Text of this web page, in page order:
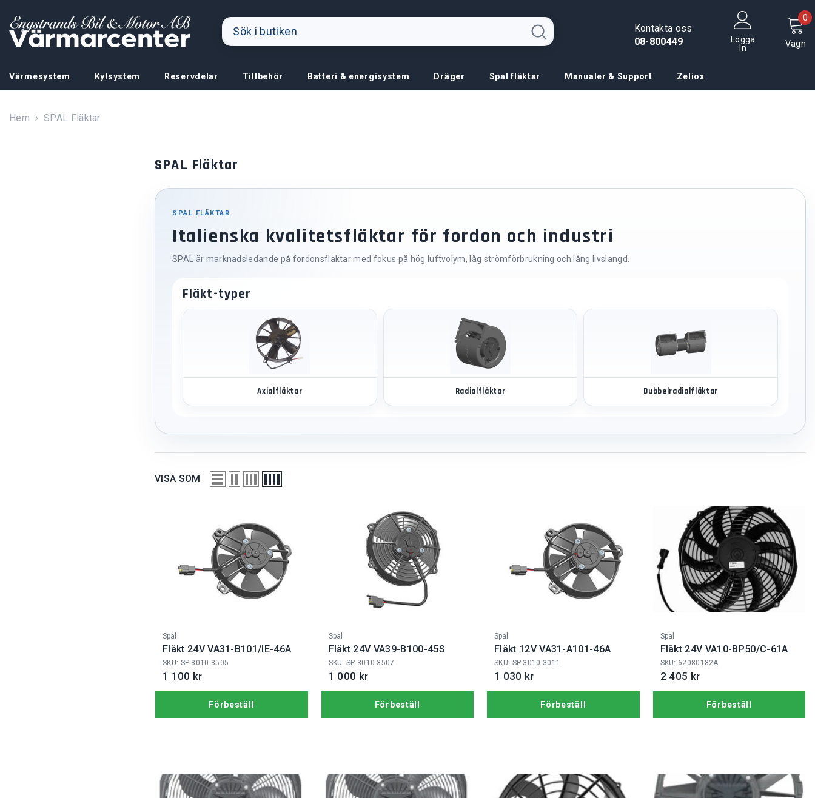
Kontakta oss
08-800449
Logga
In
Vagn
00
Värmesystem Kylsystem Reservdelar Tillbehör Batteri & energisystem Dräger Spal fläktar Manualer & Support Zeliox
Hem SPAL Fläktar
SPAL Fläktar
SPAL FLÄKTAR
Italienska kvalitetsfläktar för fordon och industri
SPAL är marknadsledande på fordonsfläktar med fokus på hög luftvolym, låg strömförbrukning och lång livslängd.
Fläkt-typer
Axialfläktar Radialfläktar Dubbelradialfläktar
VISA SOM
Fabrikat:
Spal
Fläkt 24V VA31-B101/IE-46A
SKU: SP 3010 3505
1 100 kr
Förbeställ
Fabrikat:
Spal
Fläkt 24V VA39-B100-45S
SKU: SP 3010 3507
1 000 kr
Förbeställ
Fabrikat:
Spal
Fläkt 12V VA31-A101-46A
SKU: SP 3010 3011
1 030 kr
Förbeställ
Fabrikat:
Spal
Fläkt 24V VA10-BP50/C-61A
SKU: 62080182A
2 405 kr
Förbeställ